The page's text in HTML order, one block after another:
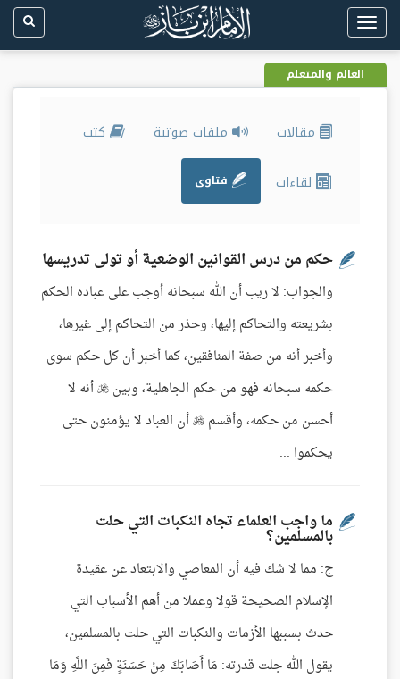
Toggle
navigation
العالم والمتعلم
مقالات ملفات صوتية كتب
لقاءات فتاوى
حكم من درس القوانين الوضعية أو تولى تدريسها
والجواب: لا ريب أن الله سبحانه أوجب على عباده الحكم
بشريعته والتحاكم إليها، وحذر من التحاكم إلى غيرها،
وأخبر أنه من صفة المنافقين، كما أخبر أن كل حكم سوى
حكمه سبحانه فهو من حكم الجاهلية، وبين  أنه لا
أحسن من حكمه، وأقسم  أن العباد لا يؤمنون حتى
يحكموا ...
ما واجب العلماء تجاه النكبات التي حلت
بالمسلمين؟
ج: مما لا شك فيه أن المعاصي والابتعاد عن عقيدة
الإسلام الصحيحة قولا وعملا من أهم الأسباب التي
حدث بسببها الأزمات والنكبات التي حلت بالمسلمين،
يقول الله جلت قدرته: مَا أَصَابَكَ مِنْ حَسَنَةٍ فَمِنَ اللَّهِ وَمَا